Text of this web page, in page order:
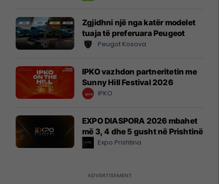
Zgjidhni një nga katër modelet
tuaja të preferuara Peugeot
Peugot Kosova
IPKO vazhdon partneritetin me
Sunny Hill Festival 2026
IPKO
EXPO DIASPORA 2026 mbahet
më 3, 4 dhe 5 gusht në Prishtinë
Expo Prishtina